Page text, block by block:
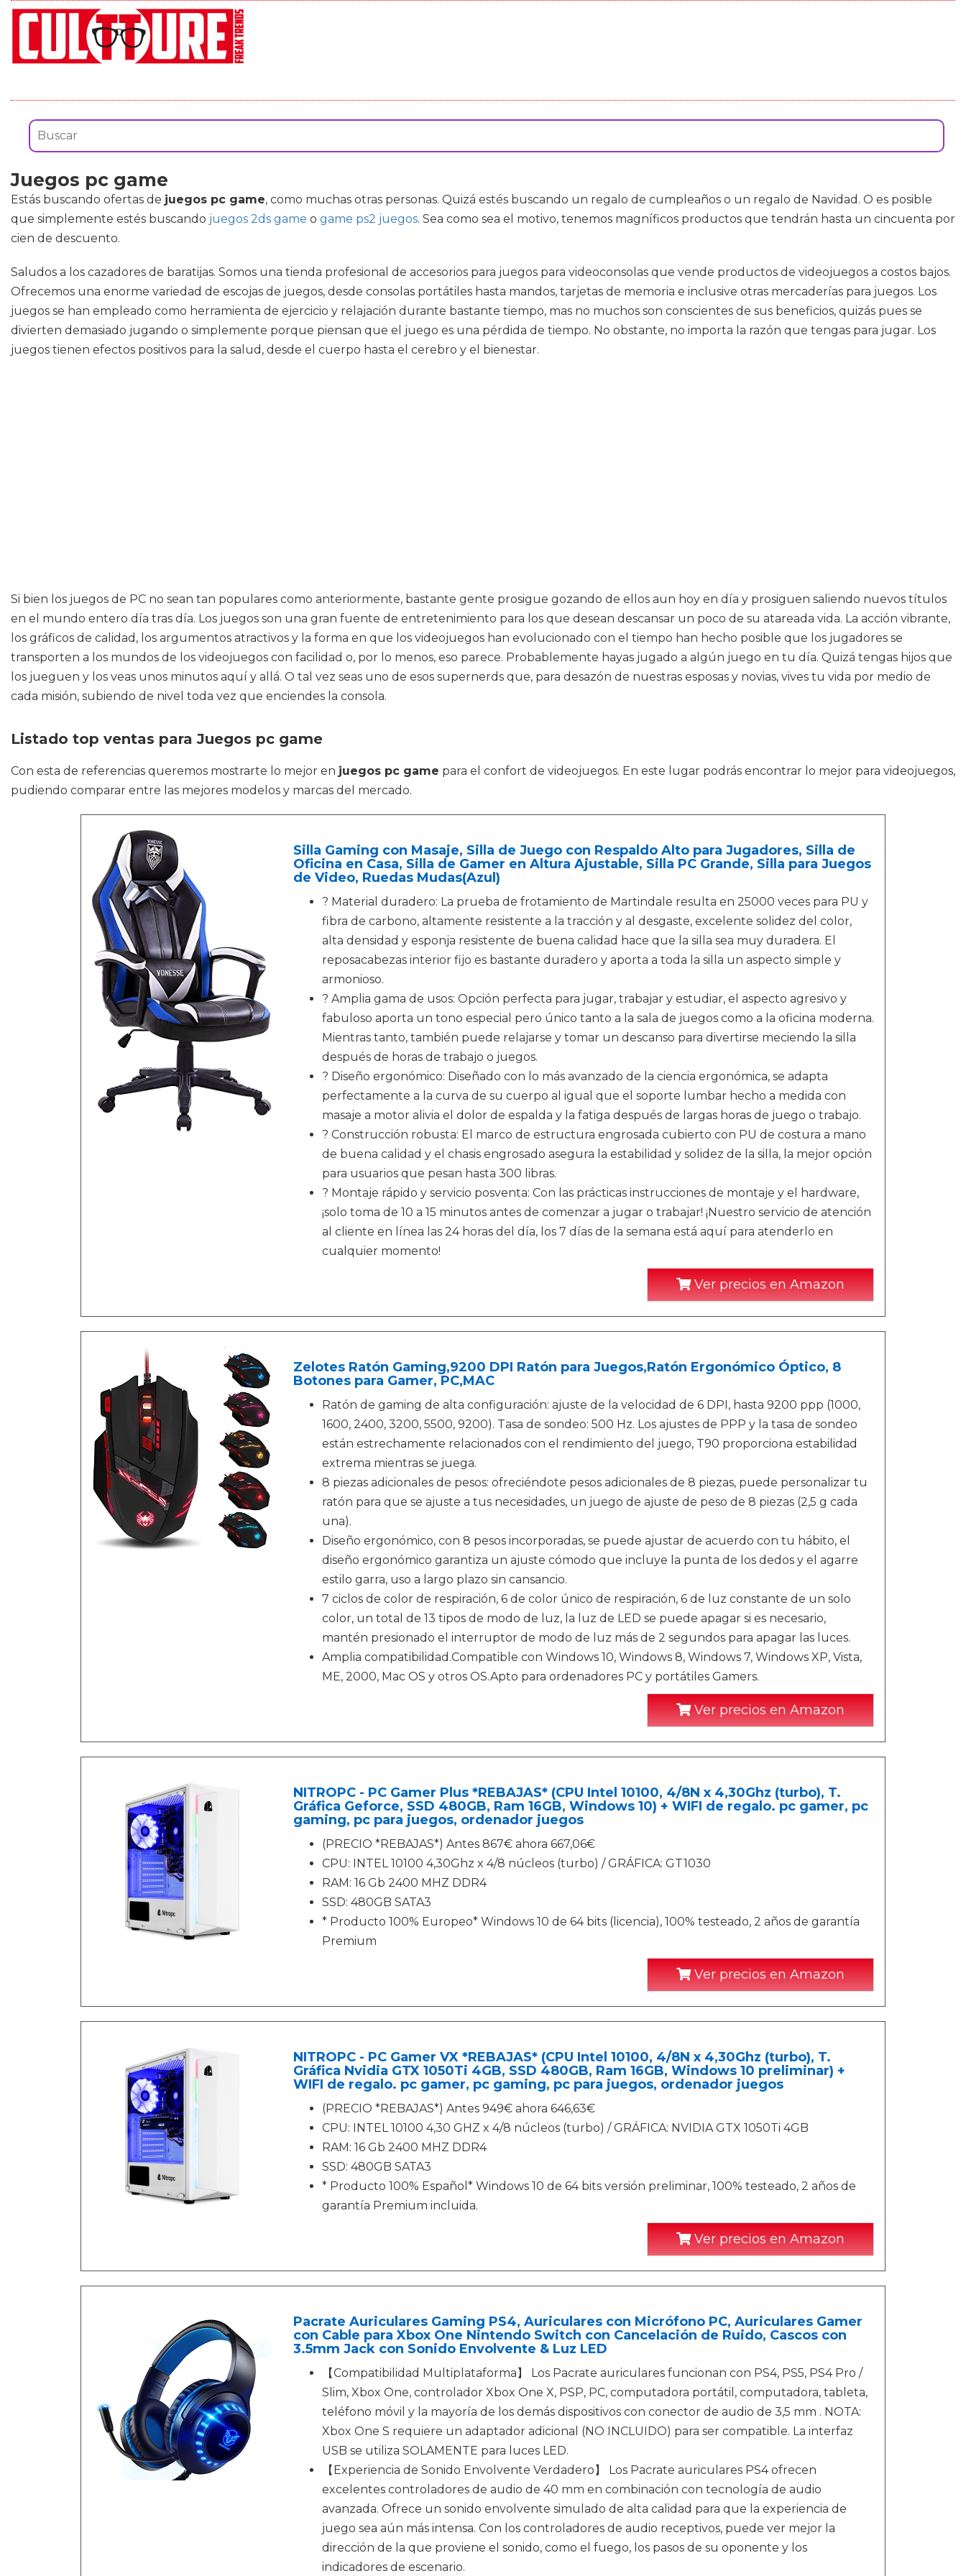
Juegos pc game
Estás buscando ofertas de juegos pc game, como muchas otras personas. Quizá estés buscando un regalo de cumpleaños o un regalo de Navidad. O es posible
que simplemente estés buscando juegos 2ds game o game ps2 juegos. Sea como sea el motivo, tenemos magníficos productos que tendrán hasta un cincuenta por
cien de descuento.
Saludos a los cazadores de baratijas. Somos una tienda profesional de accesorios para juegos para videoconsolas que vende productos de videojuegos a costos bajos.
Ofrecemos una enorme variedad de escojas de juegos, desde consolas portátiles hasta mandos, tarjetas de memoria e inclusive otras mercaderías para juegos. Los
juegos se han empleado como herramienta de ejercicio y relajación durante bastante tiempo, mas no muchos son conscientes de sus beneficios, quizás pues se
divierten demasiado jugando o simplemente porque piensan que el juego es una pérdida de tiempo. No obstante, no importa la razón que tengas para jugar. Los
juegos tienen efectos positivos para la salud, desde el cuerpo hasta el cerebro y el bienestar.
Si bien los juegos de PC no sean tan populares como anteriormente, bastante gente prosigue gozando de ellos aun hoy en día y prosiguen saliendo nuevos títulos
en el mundo entero día tras día. Los juegos son una gran fuente de entretenimiento para los que desean descansar un poco de su atareada vida. La acción vibrante,
los gráficos de calidad, los argumentos atractivos y la forma en que los videojuegos han evolucionado con el tiempo han hecho posible que los jugadores se
transporten a los mundos de los videojuegos con facilidad o, por lo menos, eso parece. Probablemente hayas jugado a algún juego en tu día. Quizá tengas hijos que
los jueguen y los veas unos minutos aquí y allá. O tal vez seas uno de esos supernerds que, para desazón de nuestras esposas y novias, vives tu vida por medio de
cada misión, subiendo de nivel toda vez que enciendes la consola.
Listado top ventas para Juegos pc game
Con esta de referencias queremos mostrarte lo mejor en juegos pc game para el confort de videojuegos. En este lugar podrás encontrar lo mejor para videojuegos,
pudiendo comparar entre las mejores modelos y marcas del mercado.
Silla Gaming con Masaje, Silla de Juego con Respaldo Alto para Jugadores, Silla de
Oficina en Casa, Silla de Gamer en Altura Ajustable, Silla PC Grande, Silla para Juegos
de Video, Ruedas Mudas(Azul)
? Material duradero: La prueba de frotamiento de Martindale resulta en 25000 veces para PU y
fibra de carbono, altamente resistente a la tracción y al desgaste, excelente solidez del color,
alta densidad y esponja resistente de buena calidad hace que la silla sea muy duradera. El
reposacabezas interior fijo es bastante duradero y aporta a toda la silla un aspecto simple y
armonioso.
? Amplia gama de usos: Opción perfecta para jugar, trabajar y estudiar, el aspecto agresivo y
fabuloso aporta un tono especial pero único tanto a la sala de juegos como a la oficina moderna.
Mientras tanto, también puede relajarse y tomar un descanso para divertirse meciendo la silla
después de horas de trabajo o juegos.
? Diseño ergonómico: Diseñado con lo más avanzado de la ciencia ergonómica, se adapta
perfectamente a la curva de su cuerpo al igual que el soporte lumbar hecho a medida con
masaje a motor alivia el dolor de espalda y la fatiga después de largas horas de juego o trabajo.
? Construcción robusta: El marco de estructura engrosada cubierto con PU de costura a mano
de buena calidad y el chasis engrosado asegura la estabilidad y solidez de la silla, la mejor opción
para usuarios que pesan hasta 300 libras.
? Montaje rápido y servicio posventa: Con las prácticas instrucciones de montaje y el hardware,
¡solo toma de 10 a 15 minutos antes de comenzar a jugar o trabajar! ¡Nuestro servicio de atención
al cliente en línea las 24 horas del día, los 7 días de la semana está aquí para atenderlo en
cualquier momento!
Ver precios en Amazon
Zelotes Ratón Gaming,9200 DPI Ratón para Juegos,Ratón Ergonómico Óptico, 8
Botones para Gamer, PC,MAC
Ratón de gaming de alta configuración: ajuste de la velocidad de 6 DPI, hasta 9200 ppp (1000,
1600, 2400, 3200, 5500, 9200). Tasa de sondeo: 500 Hz. Los ajustes de PPP y la tasa de sondeo
están estrechamente relacionados con el rendimiento del juego, T90 proporciona estabilidad
extrema mientras se juega.
8 piezas adicionales de pesos: ofreciéndote pesos adicionales de 8 piezas, puede personalizar tu
ratón para que se ajuste a tus necesidades, un juego de ajuste de peso de 8 piezas (2,5 g cada
una).
Diseño ergonómico, con 8 pesos incorporadas, se puede ajustar de acuerdo con tu hábito, el
diseño ergonómico garantiza un ajuste cómodo que incluye la punta de los dedos y el agarre
estilo garra, uso a largo plazo sin cansancio.
7 ciclos de color de respiración, 6 de color único de respiración, 6 de luz constante de un solo
color, un total de 13 tipos de modo de luz, la luz de LED se puede apagar si es necesario,
mantén presionado el interruptor de modo de luz más de 2 segundos para apagar las luces.
Amplia compatibilidad.Compatible con Windows 10, Windows 8, Windows 7, Windows XP, Vista,
ME, 2000, Mac OS y otros OS.Apto para ordenadores PC y portátiles Gamers.
Ver precios en Amazon
NITROPC - PC Gamer Plus *REBAJAS* (CPU Intel 10100, 4/8N x 4,30Ghz (turbo), T.
Gráfica Geforce, SSD 480GB, Ram 16GB, Windows 10) + WIFI de regalo. pc gamer, pc
gaming, pc para juegos, ordenador juegos
(PRECIO *REBAJAS*) Antes 867€ ahora 667,06€
CPU: INTEL 10100 4,30Ghz x 4/8 núcleos (turbo) / GRÁFICA: GT1030
RAM: 16 Gb 2400 MHZ DDR4
SSD: 480GB SATA3
* Producto 100% Europeo* Windows 10 de 64 bits (licencia), 100% testeado, 2 años de garantía
Premium
Ver precios en Amazon
NITROPC - PC Gamer VX *REBAJAS* (CPU Intel 10100, 4/8N x 4,30Ghz (turbo), T.
Gráfica Nvidia GTX 1050Ti 4GB, SSD 480GB, Ram 16GB, Windows 10 preliminar) +
WIFI de regalo. pc gamer, pc gaming, pc para juegos, ordenador juegos
(PRECIO *REBAJAS*) Antes 949€ ahora 646,63€
CPU: INTEL 10100 4,30 GHZ x 4/8 núcleos (turbo) / GRÁFICA: NVIDIA GTX 1050Ti 4GB
RAM: 16 Gb 2400 MHZ DDR4
SSD: 480GB SATA3
* Producto 100% Español* Windows 10 de 64 bits versión preliminar, 100% testeado, 2 años de
garantía Premium incluida.
Ver precios en Amazon
Pacrate Auriculares Gaming PS4, Auriculares con Micrófono PC, Auriculares Gamer
con Cable para Xbox One Nintendo Switch con Cancelación de Ruido, Cascos con
3.5mm Jack con Sonido Envolvente & Luz LED
【Compatibilidad Multiplataforma】 Los Pacrate auriculares funcionan con PS4, PS5, PS4 Pro /
Slim, Xbox One, controlador Xbox One X, PSP, PC, computadora portátil, computadora, tableta,
teléfono móvil y la mayoría de los demás dispositivos con conector de audio de 3,5 mm . NOTA:
Xbox One S requiere un adaptador adicional (NO INCLUIDO) para ser compatible. La interfaz
USB se utiliza SOLAMENTE para luces LED.
【Experiencia de Sonido Envolvente Verdadero】 Los Pacrate auriculares PS4 ofrecen
excelentes controladores de audio de 40 mm en combinación con tecnología de audio
avanzada. Ofrece un sonido envolvente simulado de alta calidad para que la experiencia de
juego sea aún más intensa. Con los controladores de audio receptivos, puede ver mejor la
dirección de la que proviene el sonido, como el fuego, los pasos de su oponente y los
indicadores de escenario.